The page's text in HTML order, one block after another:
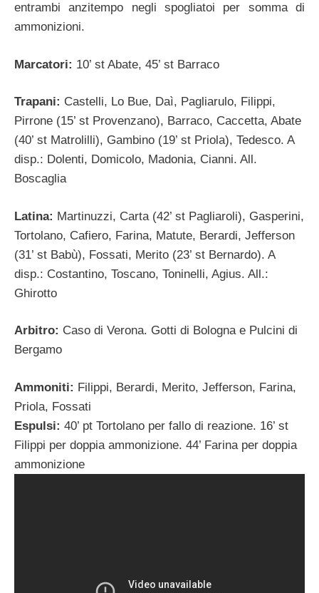
entrambi anzitempo negli spogliatoi per somma di
ammonizioni.
Marcatori: 10’ st Abate, 45’ st Barraco
Trapani: Castelli, Lo Bue, Daì, Pagliarulo, Filippi,
Pirrone (15’ st Provenzano), Barraco, Caccetta, Abate
(40’ st Matrolilli), Gambino (19’ st Priola), Tedesco. A
disp.: Dolenti, Domicolo, Madonia, Cianni. All.
Boscaglia
Latina: Martinuzzi, Carta (42’ st Pagliaroli), Gasperini,
Tortolano, Cafiero, Farina, Matute, Berardi, Jefferson
(31’ st Babù), Fossati, Merito (23’ st Bernardo). A
disp.: Costantino, Toscano, Toninelli, Agius. All.:
Ghirotto
Arbitro: Caso di Verona. Gotti di Bologna e Pulcini di
Bergamo
Ammoniti: Filippi, Berardi, Merito, Jefferson, Farina,
Priola, Fossati
Espulsi: 40’ pt Tortolano per fallo di reazione. 16’ st
Filippi per doppia ammonizione. 44’ Farina per doppia
ammonizione